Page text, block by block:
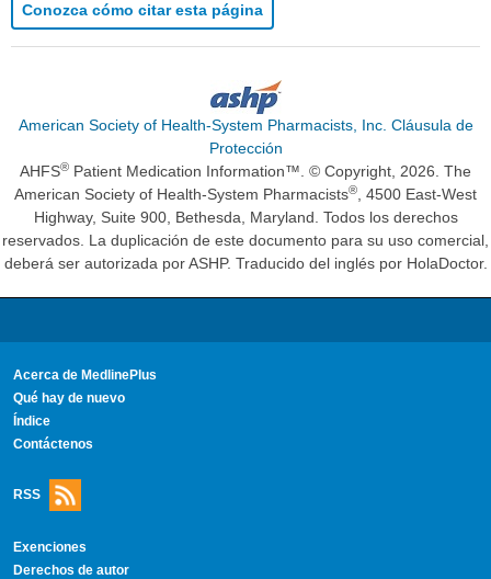
Conozca cómo citar esta página
American Society of Health-System Pharmacists, Inc. Cláusula de
Protección
AHFS® Patient Medication Information™. © Copyright, 2026. The
American Society of Health-System Pharmacists®
, 4500 East-West
Highway, Suite 900, Bethesda, Maryland. Todos los derechos
reservados. La duplicación de este documento para su uso comercial,
deberá ser autorizada por ASHP. Traducido del inglés por HolaDoctor.
Acerca de MedlinePlus
Qué hay de nuevo
Índice
Contáctenos
RSS
Exenciones
Derechos de autor